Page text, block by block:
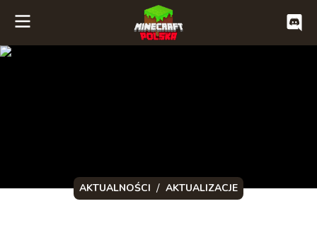
AKTUALNOŚCI / AKTUALIZACJE